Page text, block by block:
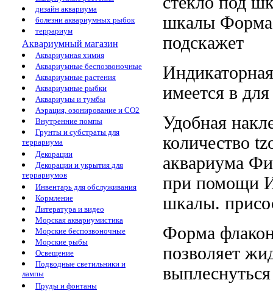
дизайн аквариума
болезни аквариумных рыбок
террариум
Аквариумный магазин
Аквариумная химия
Аквариумные беспозвоночные
Аквариумные растения
Аквариумные рыбки
Аквариумы и тумбы
Аэрация, озонирование и CO2
Внутренние помпы
Грунты и субстраты для
террариума
Декорации
Декорации и укрытия для
террариумов
Инвентарь для обслуживания
Кормление
Литература и видео
Морская аквариумистика
Морские беспозвоночные
Морские рыбы
Освещение
Подводные светильники и
лампы
Пруды и фонтаны
шкалы Форма
подскажет
имеется в
Удобная
количество
аквариума
при помощи
шкалы.
Форма
позволяет